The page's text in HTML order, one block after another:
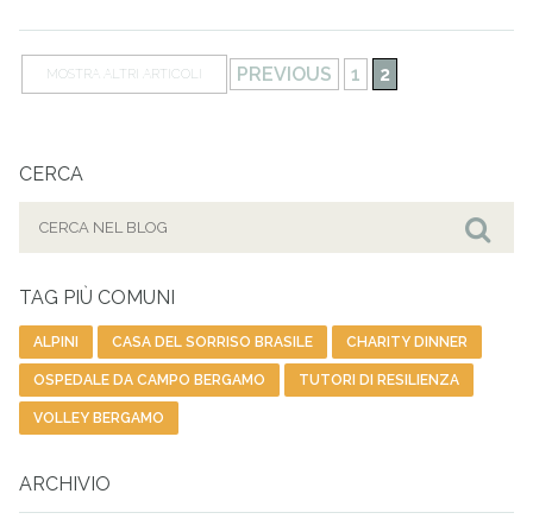
MOSTRA ALTRI ARTICOLI PREVIOUS 1 2
CERCA
TAG PIÙ COMUNI
ALPINI CASA DEL SORRISO BRASILE CHARITY DINNER
OSPEDALE DA CAMPO BERGAMO TUTORI DI RESILIENZA
VOLLEY BERGAMO
ARCHIVIO